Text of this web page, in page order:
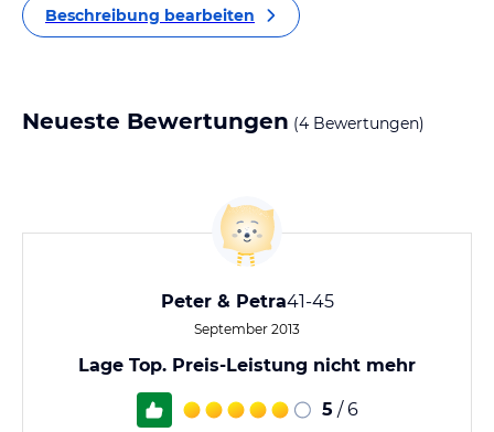
Beschreibung bearbeiten
Neueste Bewertungen (4 Bewertungen)
Peter & Petra41-45
September 2013
Lage Top. Preis-Leistung nicht mehr
5 / 6